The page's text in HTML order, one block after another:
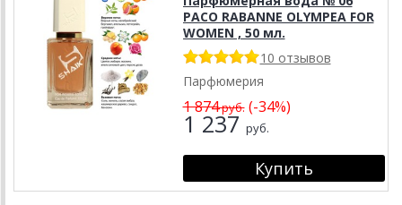
PACO RABANNE OLYMPEA FOR
WOMEN , 50 мл.
10 отзывов
Парфюмерия
1 874руб.(-34%)
1 237 руб.